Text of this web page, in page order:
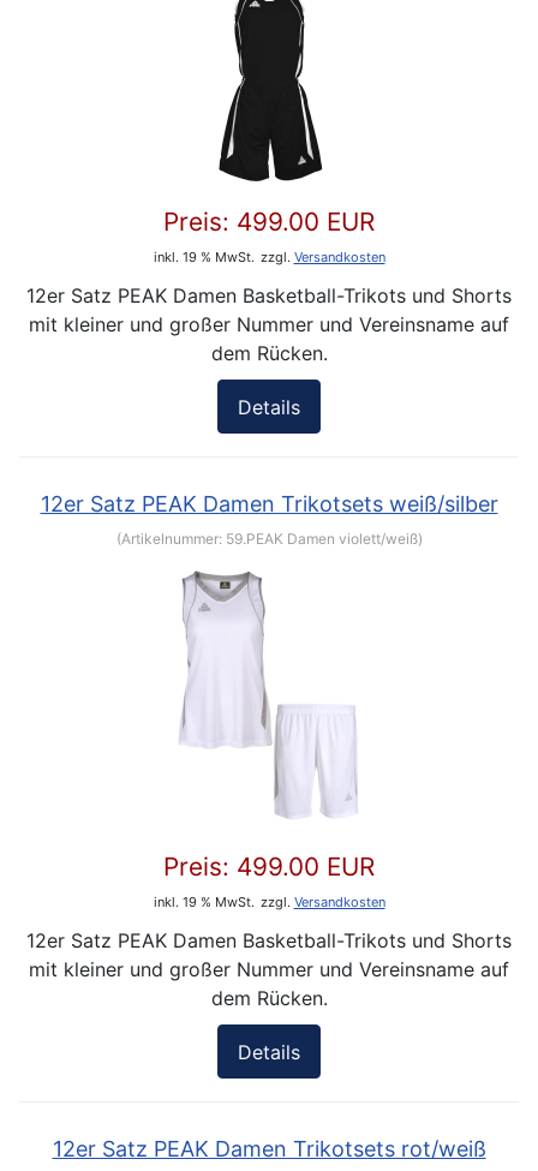
Preis: 499.00 EUR
inkl. 19 % MwSt. zzgl. Versandkosten
12er Satz PEAK Damen Basketball-Trikots und Shorts
mit kleiner und großer Nummer und Vereinsname auf
dem Rücken.
Details
12er Satz PEAK Damen Trikotsets weiß/silber
(Artikelnummer: 59.PEAK Damen violett/weiß)
Preis: 499.00 EUR
inkl. 19 % MwSt. zzgl. Versandkosten
12er Satz PEAK Damen Basketball-Trikots und Shorts
mit kleiner und großer Nummer und Vereinsname auf
dem Rücken.
Details
12er Satz PEAK Damen Trikotsets rot/weiß